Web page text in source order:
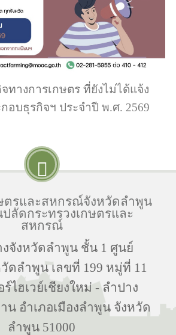
ทางการเกษตร ที่ยังไม่ได้แจ้ง
อบธุรกิจฯ ประจำปี พ.ศ. 2569
ตรและสหกรณ์จังหวัดลำพูน
ลัดกระทรวงเกษตรและ
สหกรณ์
จังหวัดลำพูน ชั้น 1 ศูนย์
ดลำพูน เลขที่ 199 หมู่ที่ 11
ไฮเวย์เชียงใหม่ - ลำปาง
น อำเภอเมืองลำพูน จังหวัด
ลำพูน 51000